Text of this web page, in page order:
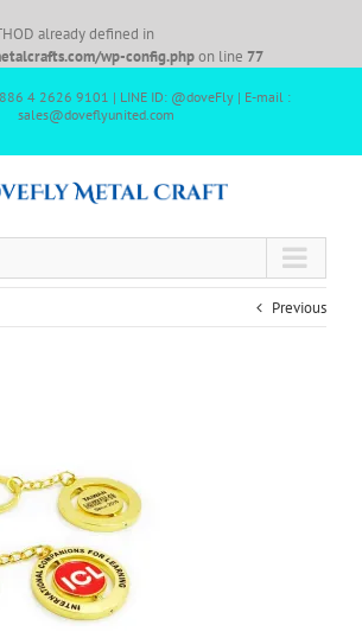
already defined in
wp-config.phpon line 77
4 2626 9101 | LINE ID: @doveFly | E-mail :
sales@doveflyunited.com
Previous